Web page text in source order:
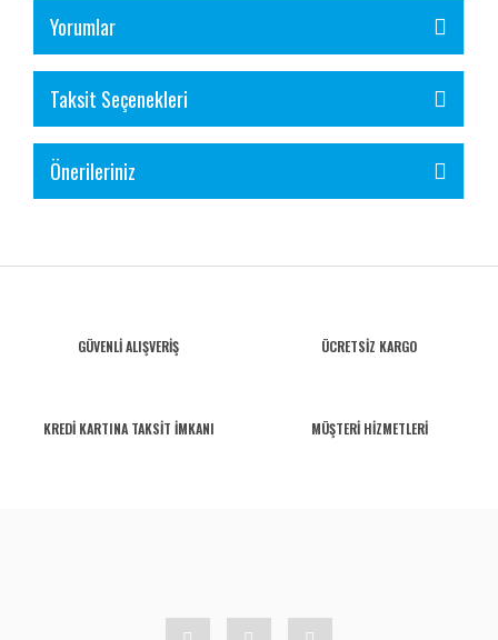
Yorumlar
Taksit Seçenekleri
Önerileriniz
GÜVENLİ ALIŞVERİŞ ÜCRETSİZ KARGO
KREDİ KARTINA TAKSİT İMKANI MÜŞTERİ HİZMETLERİ